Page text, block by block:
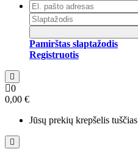
Pamirštas slaptažodis
Registruotis
0
0,00 €
Jūsų prekių krepšelis tuščias